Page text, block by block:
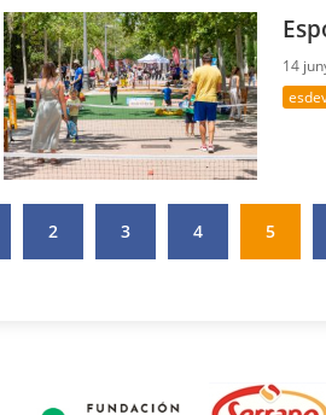
14
2 3 4 5